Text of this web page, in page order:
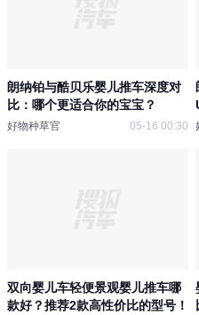
朗纳铂与酷贝乐婴儿推车深度对
比：哪个更适合你的宝宝？
好物种草官 05-16 00:30
双向婴儿车轻便景观婴儿推车哪
款好？推荐2款高性价比的型号！